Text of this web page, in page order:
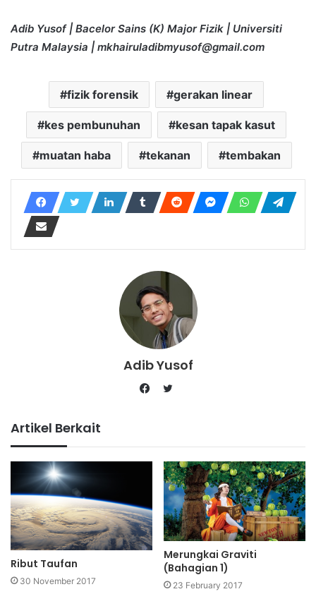
Adib Yusof | Bacelor Sains (K) Major Fizik | Universiti
Putra Malaysia | mkhairuladibmyusof@gmail.com
fizik forensik gerakan linear
kes pembunuhan kesan tapak kasut
muatan haba tekanan tembakan
Adib Yusof
Artikel Berkait
Ribut Taufan
30 November 2017
Merungkai Graviti
(Bahagian 1)
23 February 2017